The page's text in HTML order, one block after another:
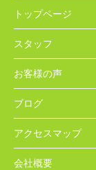
トップページ
スタッフ
お客様の声
ブログ
アクセスマップ
会社概要